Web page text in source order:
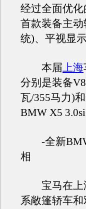
经过全面优
首款装备主
统)、平视显
本届上海
分别是装备
瓦/355马力)
BMW X5
-全新
相
宝马在上海
系敞篷轿车